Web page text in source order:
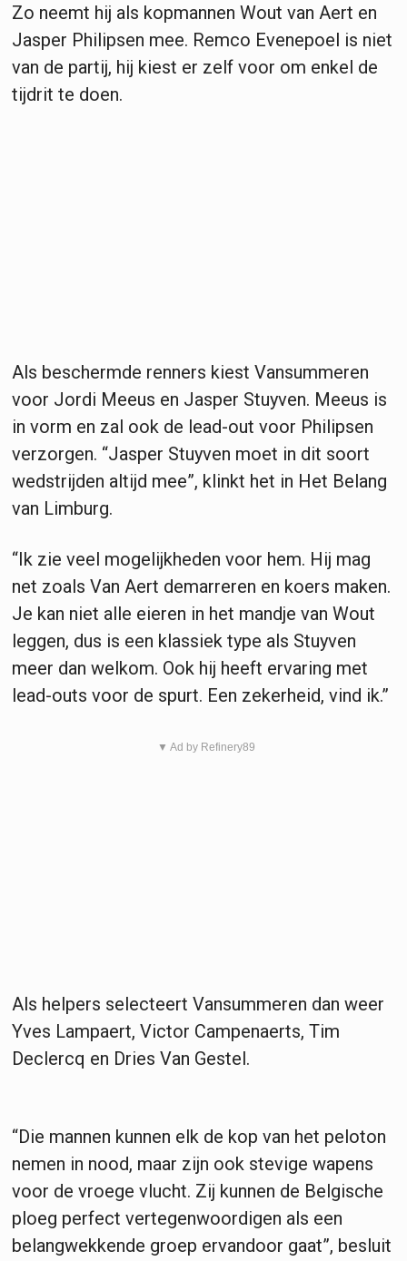
Zo neemt hij als kopmannen Wout van Aert en
Jasper Philipsen mee. Remco Evenepoel is niet
van de partij, hij kiest er zelf voor om enkel de
tijdrit te doen.
Als beschermde renners kiest Vansummeren
voor Jordi Meeus en Jasper Stuyven. Meeus is
in vorm en zal ook de lead-out voor Philipsen
verzorgen. “Jasper Stuyven moet in dit soort
wedstrijden altijd mee”, klinkt het in Het Belang
van Limburg.
“Ik zie veel mogelijkheden voor hem. Hij mag
net zoals Van Aert demarreren en koers maken.
Je kan niet alle eieren in het mandje van Wout
leggen, dus is een klassiek type als Stuyven
meer dan welkom. Ook hij heeft ervaring met
lead-outs voor de spurt. Een zekerheid, vind ik.”
▼ Ad by Refinery89
Als helpers selecteert Vansummeren dan weer
Yves Lampaert, Victor Campenaerts, Tim
Declercq en Dries Van Gestel.
“Die mannen kunnen elk de kop van het peloton
nemen in nood, maar zijn ook stevige wapens
voor de vroege vlucht. Zij kunnen de Belgische
ploeg perfect vertegenwoordigen als een
belangwekkende groep ervandoor gaat”, besluit